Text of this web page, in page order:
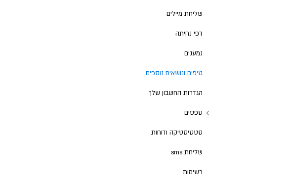
שליחת מיילים
דפי נחיתה
נמענים
טיפים ונושאים נוספים
הגדרות החשבון שלך
טפסים
סטטיסטיקה ודוחות
שליחת sms
רשימות